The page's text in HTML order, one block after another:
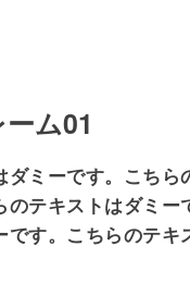
ーム01
ダミーです。こち
のテキストはダミ
です。こちらのテ